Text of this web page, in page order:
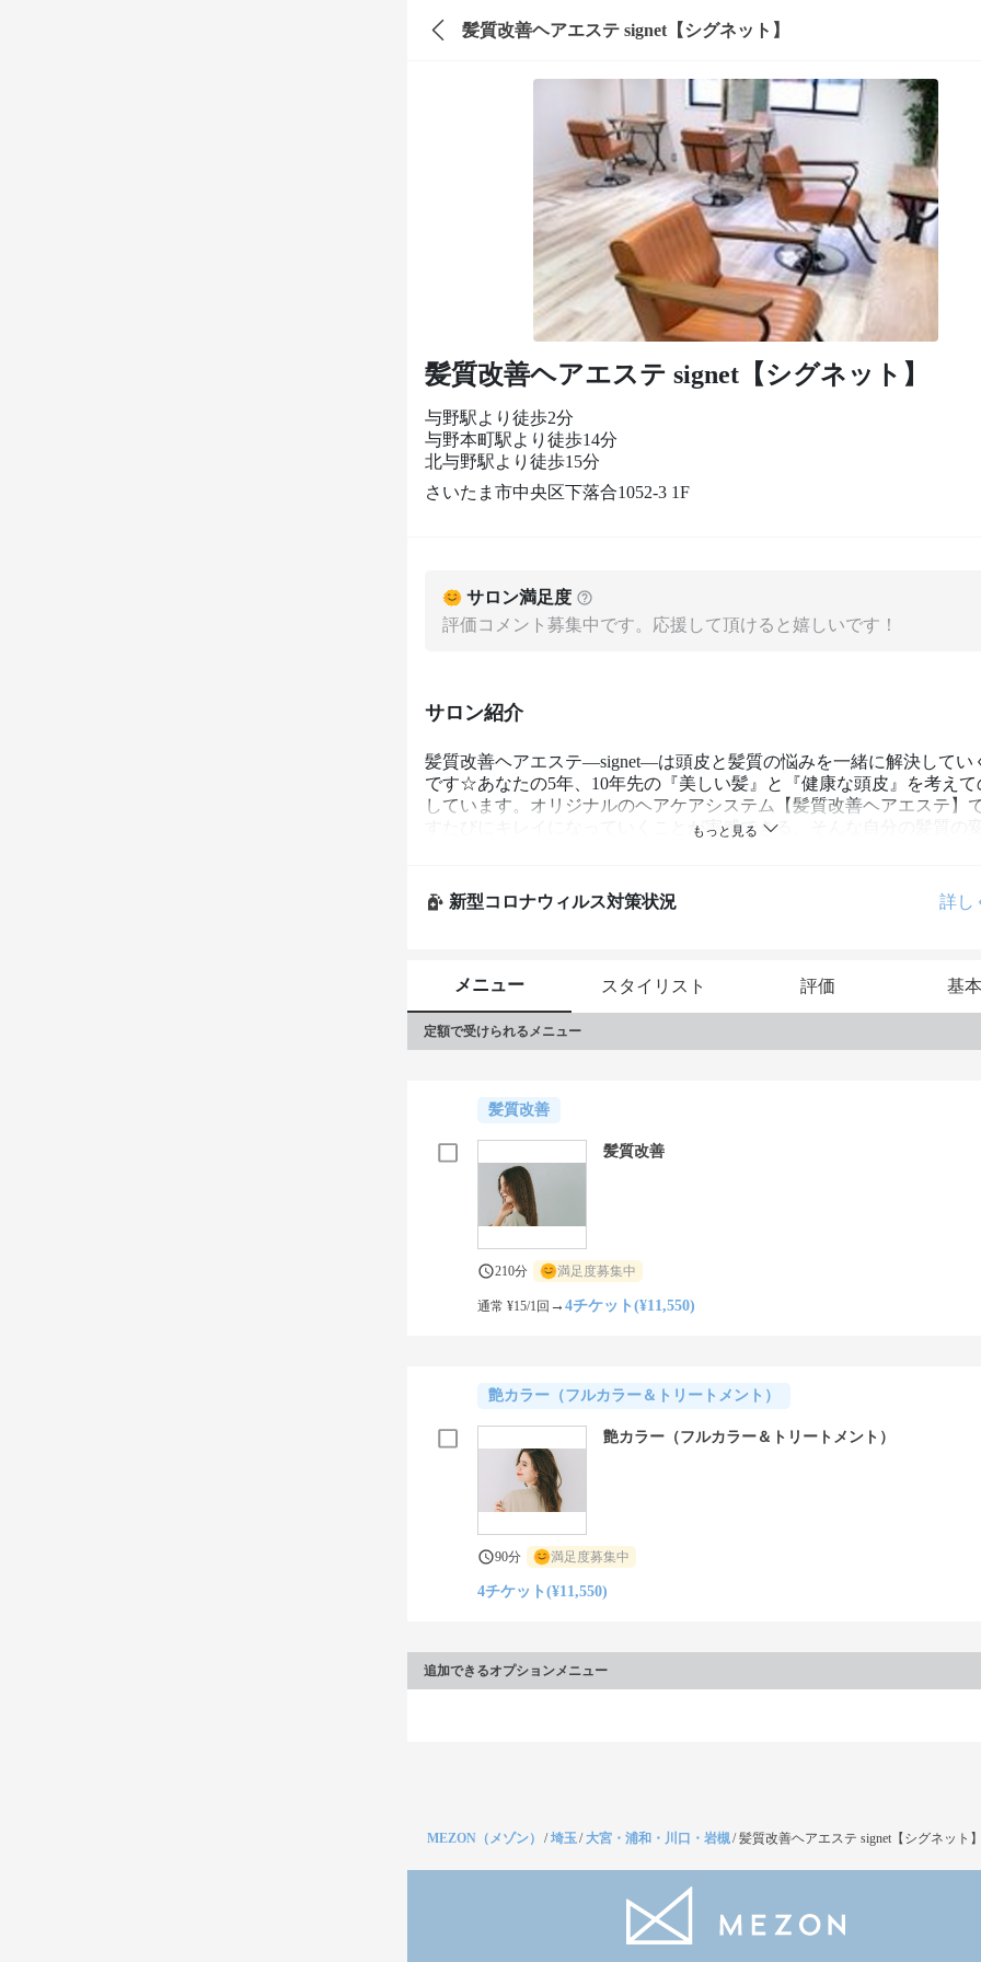
髪質改善ヘアエステ signet【シグネット】
髪質改善ヘアエステ signet【シグネット】
与野駅より徒歩2分
与野本町駅より徒歩14分
北与野駅より徒歩15分
さいたま市中央区下落合1052-3 1F
サロン満足度
評価コメント募集中です。応援して頂けると嬉しいです！
サロン紹介
髪質改善ヘアエステ―signet―は頭皮と髪質の悩みを一緒に解決してい
です☆あなたの5年、10年先の『美しい髪』と『健康な頭皮』を考えて
しています。オリジナルのヘアケアシステム【髪質改善ヘアエステ】
すたびにキレイになっていくことが実感できる、そんな自分の髪質の
新型コロナウィルス対策状況 詳し
メニュー スタイリスト 評価 基
定額で受けられるメニュー
髪質改善
髪質改善
210分 満足度募集中
通常 ¥15/1回 → 4チケット(¥11,550)
艶カラー（フルカラー＆トリートメント）
艶カラー（フルカラー＆トリートメント）
90分 満足度募集中
4チケット(¥11,550)
追加できるオプションメニュー
MEZON（メゾン） /埼玉/大宮・浦和・川口・岩槻/髪質改善ヘアエステ signet【シグネット